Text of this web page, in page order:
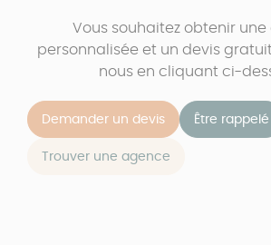
Vous souhaitez obtenir une
personnalisée et un devis
nous en cliquant ci-
Demander un devis Être rappelé
Trouver une agence